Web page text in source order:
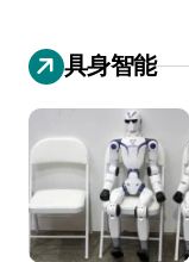
具身智能